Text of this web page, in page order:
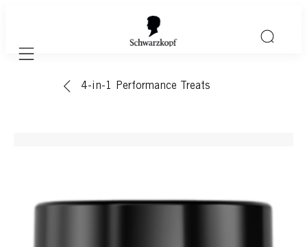
Mobile navigation
4-in-1 Performance Treats